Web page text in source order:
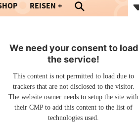
REISEN
We need your consent to load
the service!
This content is not permitted to load due to
trackers that are not disclosed to the visitor.
The website owner needs to setup the site with
their CMP to add this content to the list of
technologies used.